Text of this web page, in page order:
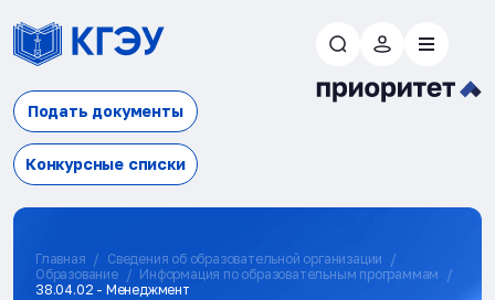
Подать документы
Конкурсные списки
Главная
Сведения об образовательной организации
Образование
Информация по образовательным программам
38.04.02 - Менеджмент